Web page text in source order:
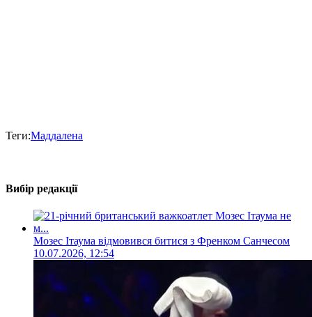
Теги:Маддалена
Вибір редакції
Мозес Ітаума відмовився битися з Френком Санчесом
10.07.2026, 12:54